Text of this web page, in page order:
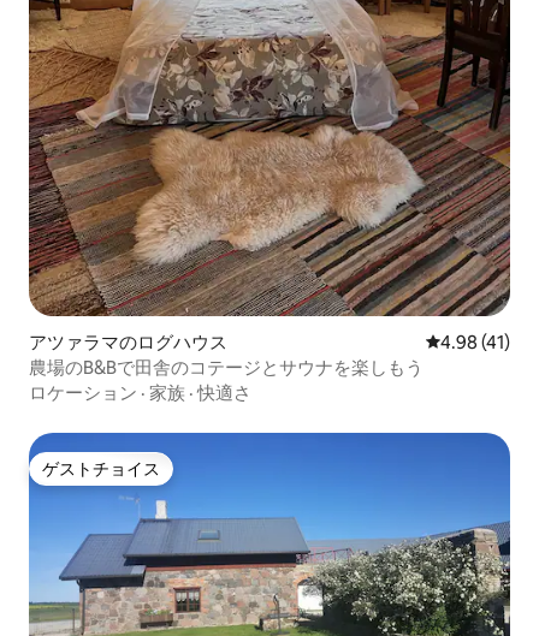
アツァラマのログハウス レビュー41
4.98 (41)
農場のB&Bで田舎のコテージとサウナを楽しもう
ロケーション · 家族 ·快適さ
ゲストチョイス
ゲストチョイス